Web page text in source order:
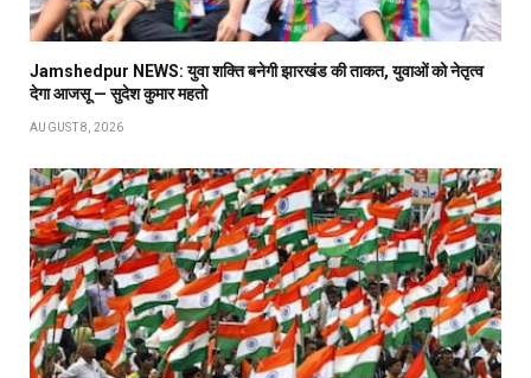
Jamshedpur NEWS: युवा शक्ति बनेगी झारखंड की ताकत, युवाओं को नेतृत्व
देगा आजसू — सुदेश कुमार महतो
AUGUST 8, 2026